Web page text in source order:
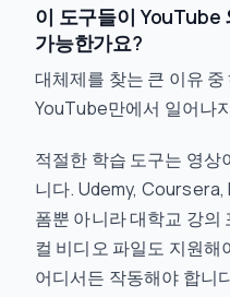
이 도구들이 YouTube
가능한가요?
대체제를 찾는 큰 이유
YouTube만에서 일어나
적절한 학습 도구는 영상
니다. Udemy, Coursera,
폼뿐 아니라 대학교 강의
컬 비디오 파일도 지원해
어디서든 작동해야 합니